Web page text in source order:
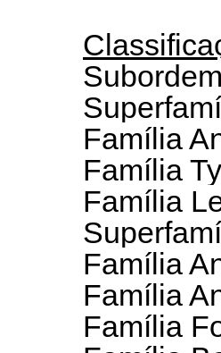
Família
Família
Família
Família
Família
Família